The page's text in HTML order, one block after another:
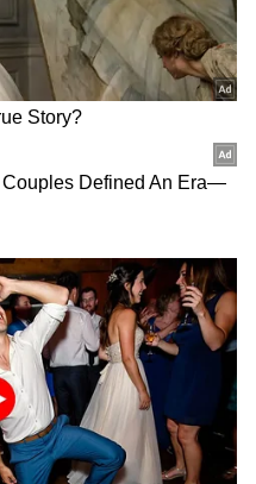
Plastic Currency: భారత
మార్కెట్లోకి ప్లాస్టిక్ నోట్లు
వచ్చేస్తున్నాయి.. పాత కరెన్సీ నోట్ల
PM Modi: మోదీ రోజుకు ఎన్ని
గంటలు నిద్రపోతారో తెలుసా?
షాక్ అవ్వాల్సిందే